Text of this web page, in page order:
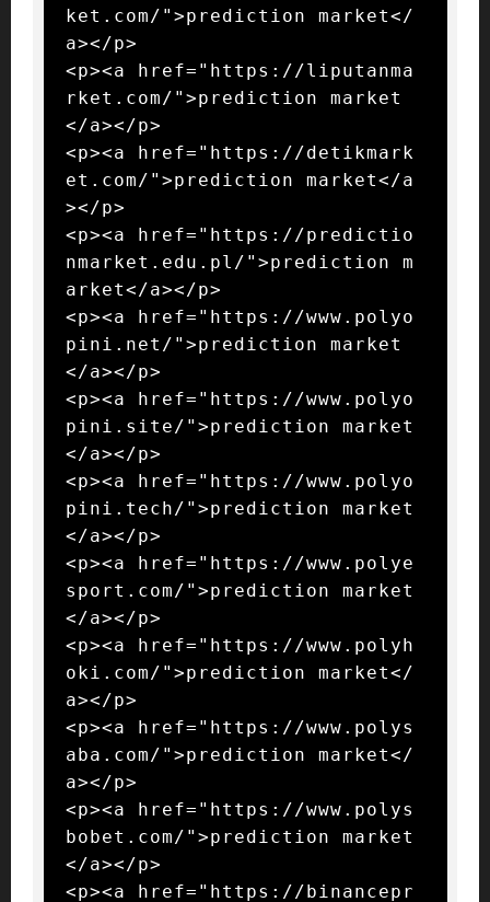
ket.com/">prediction market</
a></p>
<p><a href="https://liputanma
rket.com/">prediction market
</a></p>
<p><a href="https://detikmark
et.com/">prediction market</a
></p>
<p><a href="https://predictio
nmarket.edu.pl/">prediction m
arket</a></p>
<p><a href="https://www.polyo
pini.net/">prediction market
</a></p>
<p><a href="https://www.polyo
pini.site/">prediction market
</a></p>
<p><a href="https://www.polyo
pini.tech/">prediction market
</a></p>
<p><a href="https://www.polye
sport.com/">prediction market
</a></p>
<p><a href="https://www.polyh
oki.com/">prediction market</
a></p>
<p><a href="https://www.polys
aba.com/">prediction market</
a></p>
<p><a href="https://www.polys
bobet.com/">prediction market
</a></p>
<p><a href="https://binancepr